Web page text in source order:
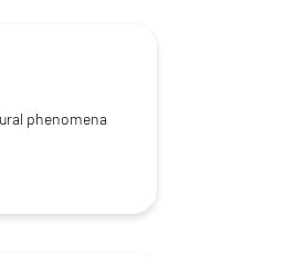
phenomena